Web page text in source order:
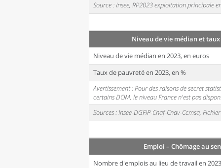
Source : Insee, RP2023 exploitation principale
Niveau de vie médian et
Niveau de vie médian en 2023, en euros
Taux de pauvreté en 2023, en %
Avertissement : Pour des raisons de secret
certains DOM, le niveau France n'est pas
Sources : Insee-DGFiP-Cnaf-Cnav-Ccmsa,
Emploi – Chômage au
Nombre d'emplois au lieu de travail en 2023